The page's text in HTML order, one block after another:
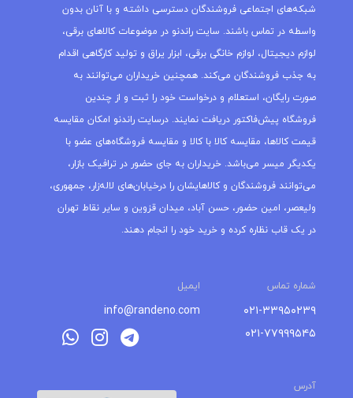
شبکه‌های اجتماعی فروشندگان دسترسی داشته و با آنان بدون
واسطه در تماس باشند. سایت راندنو در موضوعات کالاهای برقی،
لوازم دیجیتال، لوازم خانگی برقی، ابزار یراق و تولید کارگاهی اقدام
به جذب فروشندگان می‌کند. همچنین خریداران می‌توانند به
صورت رایگان، استعلام و درخواست خود را ثبت و از چندین
فروشگاه پیش‌فاکتور دریافت نمایند. درسایت راندنو امکان مقایسه
قیمت کالاها، مقایسه کالا با کالا و مقایسه فروشگاه‌های عضو با
یکدیگر میسر می‌باشد. خریداران به جای حضور در ترافیک بازار،
می‌توانند فروشندگان و کالاهایشان را درخیابان‌های لاله‌زار، جمهوری،
ولیعصر، امین حضور، حسن آباد، میدان قزوین و سایر نقاط تهران
در یک قاب نظاره کرده و خرید خود را انجام دهند.
شماره تماس ایمیل
۰۲۱-۳۳۹۵۰۲۳۹
۰۲۱-۷۷۹۹۹۵۴۵
info@randeno.com
آدرس